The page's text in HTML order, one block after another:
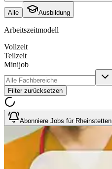
Alle Ausbildung
Arbeitszeitmodell
Vollzeit
Teilzeit
Minijob
Filter zurücksetzen
Abonniere Jobs für Rheinstetten